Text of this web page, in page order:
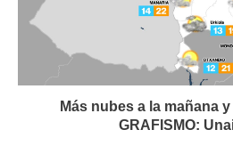
Más nubes a la mañana
GRAFISMO: